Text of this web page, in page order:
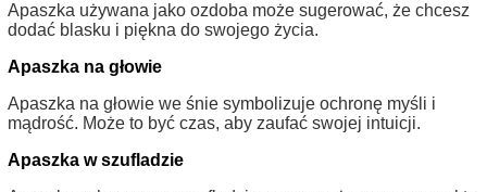
Apaszka używana jako ozdoba może sugerować, że chcesz
dodać blasku i piękna do swojego życia.
Apaszka na głowie
Apaszka na głowie we śnie symbolizuje ochronę myśli i
mądrość. Może to być czas, aby zaufać swojej intuicji.
Apaszka w szufladzie